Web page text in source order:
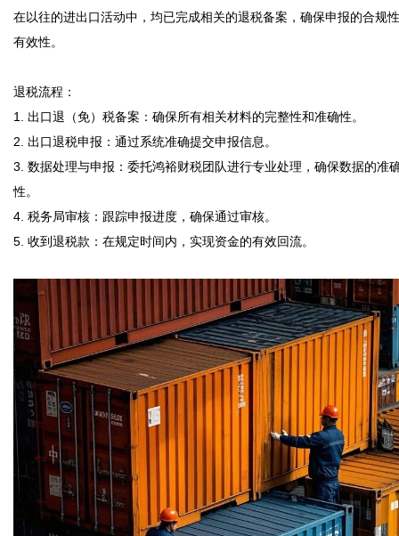
在以往的进出口活动中，均已完成相关的退税备案，确保申报的合规
有效性。
退税流程：
1. 出口退（免）税备案：确保所有相关材料的完整性和准确性。
2. 出口退税申报：通过系统准确提交申报信息。
3. 数据处理与申报：委托鸿裕财税团队进行专业处理，确保数据的准
性。
4. 税务局审核：跟踪申报进度，确保通过审核。
5. 收到退税款：在规定时间内，实现资金的有效回流。